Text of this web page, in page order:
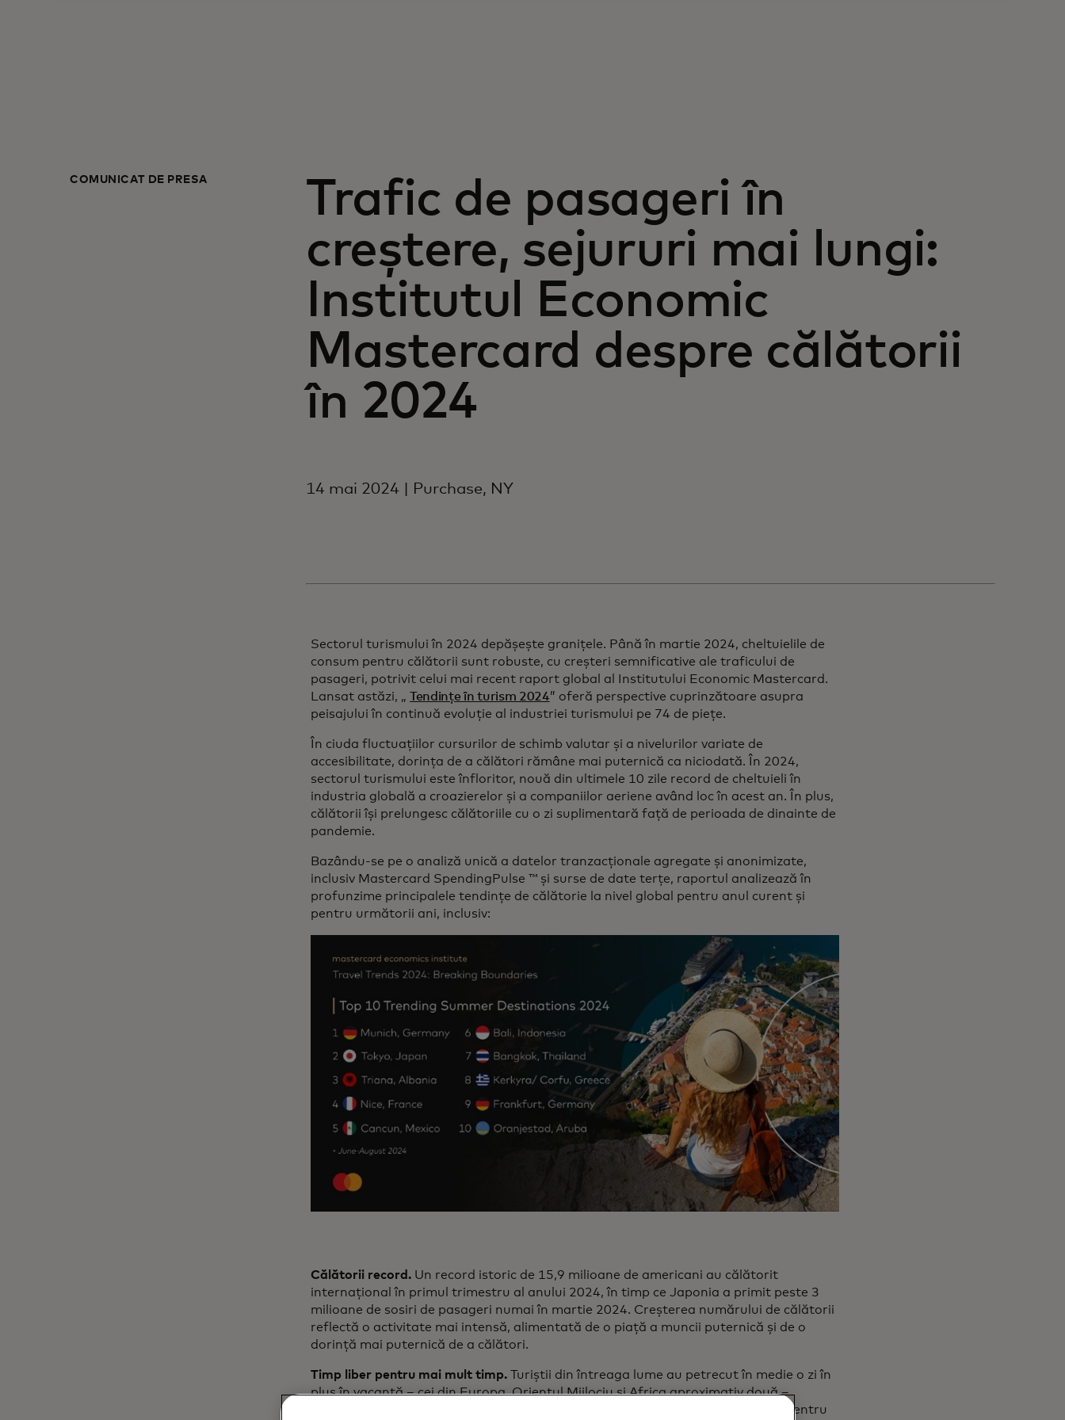
COMUNICAT DE PRESĂ
Trafic de pasageri în
creștere, sejururi mai lungi:
Institutul Economic
Mastercard despre călătorii
în 2024
14 mai 2024 | Purchase, NY
Sectorul turismului în 2024 depășește granițele. Până în martie 2024, cheltuielile de
consum pentru călătorii sunt robuste, cu creșteri semnificative ale traficului de
pasageri, potrivit celui mai recent raport global al Institutului Economic Mastercard.
Lansat astăzi, „ Tendințe în turism 2024” oferă perspective cuprinzătoare asupra
peisajului în continuă evoluție al industriei turismului pe 74 de piețe.
În ciuda fluctuațiilor cursurilor de schimb valutar și a nivelurilor variate de
accesibilitate, dorința de a călători rămâne mai puternică ca niciodată. În 2024,
sectorul turismului este înfloritor, nouă din ultimele 10 zile record de cheltuieli în
industria globală a croazierelor și a companiilor aeriene având loc în acest an. În plus,
călătorii își prelungesc călătoriile cu o zi suplimentară față de perioada de dinainte de
pandemie.
Bazându-se pe o analiză unică a datelor tranzacționale agregate și anonimizate,
inclusiv Mastercard SpendingPulse ™ și surse de date terțe, raportul analizează în
profunzime principalele tendințe de călătorie la nivel global pentru anul curent și
pentru următorii ani, inclusiv:
Călătorii record. Un record istoric de 15,9 milioane de americani au călătorit
internațional în primul trimestru al anului 2024, în timp ce Japonia a primit peste 3
milioane de sosiri de pasageri numai în martie 2024. Creșterea numărului de călătorii
reflectă o activitate mai intensă, alimentată de o piață a muncii puternică și de o
dorință mai puternică de a călători.
Timp liber pentru mai mult timp. Turiștii din întreaga lume au petrecut în medie o zi în
plus în vacanță – cei din Europa, Orientul Mijlociu și Africa aproximativ două –
tendința fiind determinată de destinațiile accesibile și de climatele mai calde. Pentru